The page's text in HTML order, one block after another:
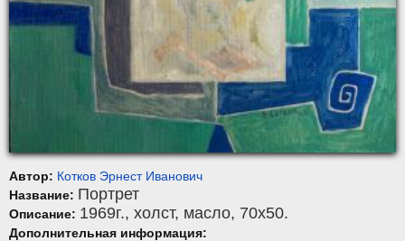
Автор: Котков Эрнест Иванович
Название: Портрет
Описание: 1969г., холст, масло, 70x50.
Дополнительная информация: